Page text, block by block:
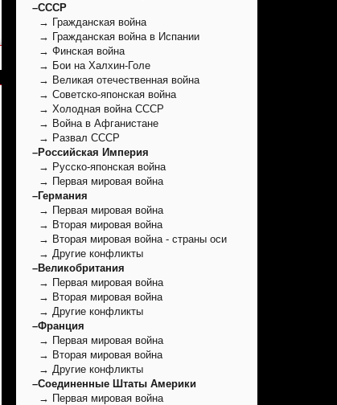
–СССР
→ Гражданская война
→ Гражданская война в Испании
→ Финская война
→ Бои на Халхин-Голе
→ Великая отечественная война
→ Советско-японская война
→ Холодная война СССР
→ Война в Афганистане
→ Развал СССР
–Российская Империя
→ Русско-японская война
→ Первая мировая война
–Германия
→ Первая мировая война
→ Вторая мировая война
→ Вторая мировая война - страны оси
→ Другие конфликты
–Великобритания
→ Первая мировая война
→ Вторая мировая война
→ Другие конфликты
–Франция
→ Первая мировая война
→ Вторая мировая война
→ Другие конфликты
–Соединенные Штаты Америки
→ Первая мировая война